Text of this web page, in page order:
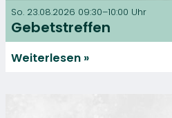
So. 23.08.2026 09:30–10:00 Uhr
Gebetstreffen
Weiterlesen